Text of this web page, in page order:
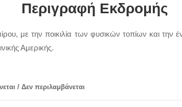
Περιγραφή Εκδρομής
με την ποικιλία των φυσικών τοπίων και την
Αμερικής.
/ Δεν περιλαμβάνεται